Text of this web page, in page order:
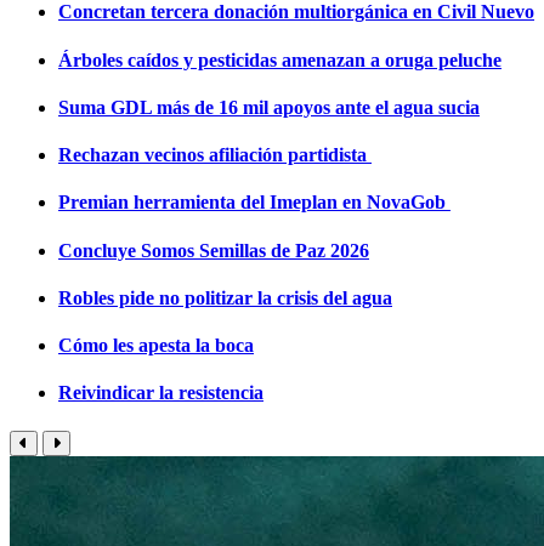
Concretan tercera donación multiorgánica en Civil Nuevo
Árboles caídos y pesticidas amenazan a oruga peluche
Suma GDL más de 16 mil apoyos ante el agua sucia
Rechazan vecinos afiliación partidista
Premian herramienta del Imeplan en NovaGob
Concluye Somos Semillas de Paz 2026
Robles pide no politizar la crisis del agua
Cómo les apesta la boca
Reivindicar la resistencia